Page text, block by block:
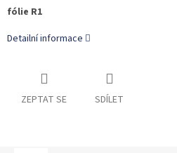
fólie R1
Detailní informace
ZEPTAT SE SDÍLET